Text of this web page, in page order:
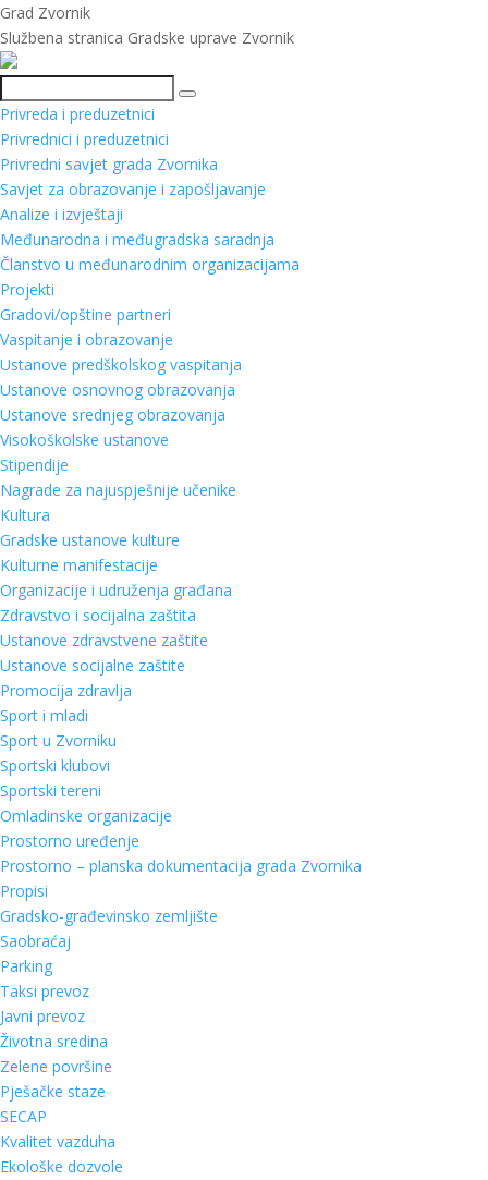
Grad Zvornik
Službena stranica Gradske uprave Zvornik
Pretraga
Privreda i preduzetnici
Privrednici i preduzetnici
Privredni savjet grada Zvornika
Savjet za obrazovanje i zapošljavanje
Analize i izvještaji
Međunarodna i međugradska saradnja
Članstvo u međunarodnim organizacijama
Projekti
Gradovi/opštine partneri
Vaspitanje i obrazovanje
Ustanove predškolskog vaspitanja
Ustanove osnovnog obrazovanja
Ustanove srednjeg obrazovanja
Visokoškolske ustanove
Stipendije
Nagrade za najuspješnije učenike
Kultura
Gradske ustanove kulture
Kulturne manifestacije
Organizacije i udruženja građana
Zdravstvo i socijalna zaštita
Ustanove zdravstvene zaštite
Ustanove socijalne zaštite
Promocija zdravlja
Sport i mladi
Sport u Zvorniku
Sportski klubovi
Sportski tereni
Omladinske organizacije
Prostorno uređenje
Prostorno – planska dokumentacija grada Zvornika
Propisi
Gradsko-građevinsko zemljište
Saobraćaj
Parking
Taksi prevoz
Javni prevoz
Životna sredina
Zelene površine
Pješačke staze
SECAP
Kvalitet vazduha
Ekološke dozvole